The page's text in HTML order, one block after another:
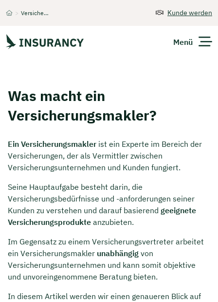
> Versicherungsmakler Kunde werden
Menü
Unternehmen
Expats
Kontakt
Was macht ein
Versicherungsmakler?
Ein Versicherungsmakler ist ein Experte im Bereich der
Versicherungen, der als Vermittler zwischen
Versicherungsunternehmen und Kunden fungiert.
Seine Hauptaufgabe besteht darin, die
Versicherungsbedürfnisse und -anforderungen seiner
Kunden zu verstehen und darauf basierend geeignete
Versicherungsprodukte anzubieten.
Im Gegensatz zu einem Versicherungsvertreter arbeitet
ein Versicherungsmakler unabhängig von
Versicherungsunternehmen und kann somit objektive
und unvoreingenommene Beratung bieten.
In diesem Artikel werden wir einen genaueren Blick auf